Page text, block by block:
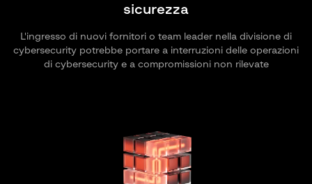
sicurezza
L'ingresso di nuovi fornitori o team leader nella divisione di
cybersecurity potrebbe portare a interruzioni delle operazioni
di cybersecurity e a compromissioni non rilevate